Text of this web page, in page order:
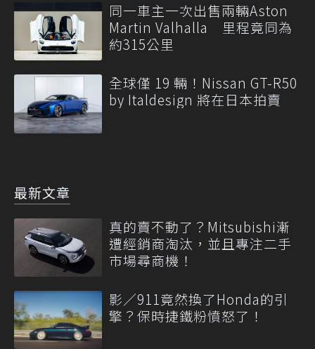
同一車主一次出售兩輛Aston
Martin Valhalla 里程竟同為
約315公里
全球僅 19 輛！Nissan GT-R50
by Italdesign 將在日本拍賣
最新文章
真的賣不動了？Mitsubishi漸
遭經銷商淘汰，並且專注二手
市場尋商機！
影／911竟然換了Honda的引
擎？保時捷鐵粉憤怒了！